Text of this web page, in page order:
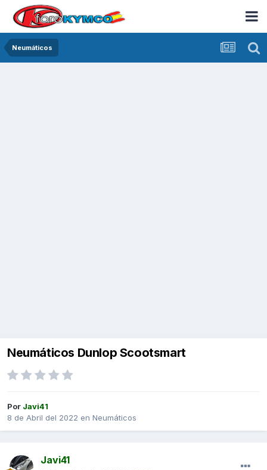
Neumáticos
Neumáticos Dunlop Scootsmart
Por Javi41
8 de Abril del 2022 en Neumáticos
Javi41